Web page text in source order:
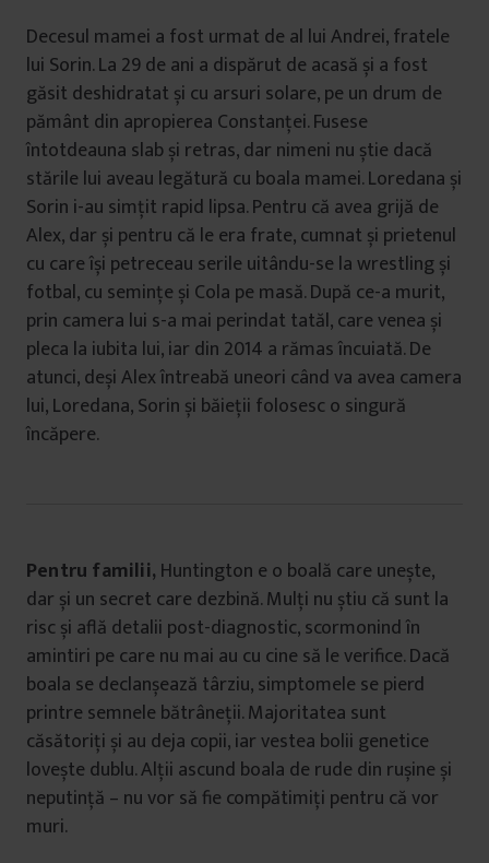
Decesul mamei a fost urmat de al lui Andrei, fratele
lui Sorin. La 29 de ani a dispărut de acasă și a fost
găsit deshidratat și cu arsuri solare, pe un drum de
pământ din apropierea Constanței. Fusese
întotdeauna slab și retras, dar nimeni nu știe dacă
stările lui aveau legătură cu boala mamei. Loredana și
Sorin i-au simțit rapid lipsa. Pentru că avea grijă de
Alex, dar și pentru că le era frate, cumnat și prietenul
cu care își petreceau serile uitându-se la wrestling și
fotbal, cu semințe și Cola pe masă. După ce-a murit,
prin camera lui s-a mai perindat tatăl, care venea și
pleca la iubita lui, iar din 2014 a rămas încuiată. De
atunci, deși Alex întreabă uneori când va avea camera
lui, Loredana, Sorin și băieții folosesc o singură
încăpere.
Pentru familii, Huntington e o boală care unește,
dar și un secret care dezbină. Mulți nu știu că sunt la
risc și află detalii post-diagnostic, scormonind în
amintiri pe care nu mai au cu cine să le verifice. Dacă
boala se declanșează târziu, simptomele se pierd
printre semnele bătrâneții. Majoritatea sunt
căsătoriți și au deja copii, iar vestea bolii genetice
lovește dublu. Alții ascund boala de rude din rușine și
neputință – nu vor să fie compătimiți pentru că vor
muri.